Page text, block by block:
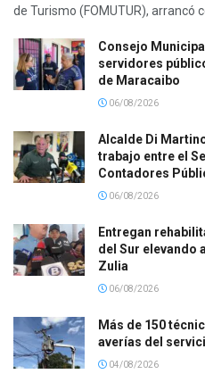
de Turismo (FOMUTUR), arrancó
Consejo
servidores
de Maracaibo
06/08/2026
Alcalde Di
trabajo entre el
Contadores
06/08/2026
Entregan
del Sur elevando
Zulia
06/08/2026
Más de 150
averías del
04/08/2026